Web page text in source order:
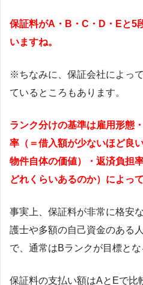
保証料がA・B・C・D・Eと5
いますね。
※ちなみに、保証会社によっ
ているところもあります。
ランク分けの基準は雇用形態
率（＝借入額が少ないほど良
物件自体の価値）・返済負担
どれくらいあるのか）によっ
事実上、保証料が非常に格安
護士や多額の自己資金のある
で、通常はBランクが目標とな
保証料の支払い額はAとEで比